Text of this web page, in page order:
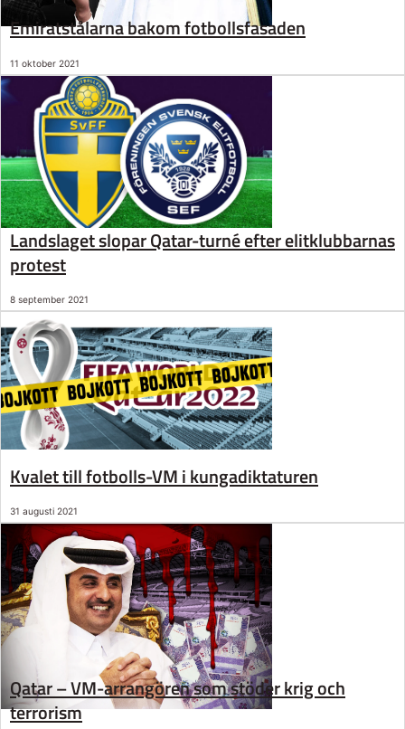
Emiratstålarna bakom fotbollsfasaden
11 oktober 2021
Landslaget slopar Qatar-turné efter elitklubbarnas
protest
8 september 2021
Kvalet till fotbolls-VM i kungadiktaturen
31 augusti 2021
Qatar – VM-arrangören som stöder krig och
terrorism